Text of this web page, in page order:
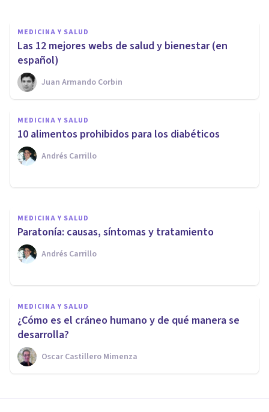
MEDICINA Y SALUD
Las 12 mejores webs de salud y bienestar (en
español)
Juan Armando Corbin
MEDICINA Y SALUD
10 alimentos prohibidos para los diabéticos
Andrés Carrillo
Acondroplasia: síntomas,
causas y tratamientos
MEDICINA Y SALUD
Paratonía: causas, síntomas y tratamiento
Andrés Carrillo
MEDICINA Y SALUD
¿Cómo es el cráneo humano y de qué manera se
desarrolla?
Oscar Castillero Mimenza